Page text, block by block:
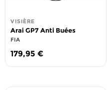
VISIÈRE
Arai GP7 Anti Buées
FIA
179,95 €